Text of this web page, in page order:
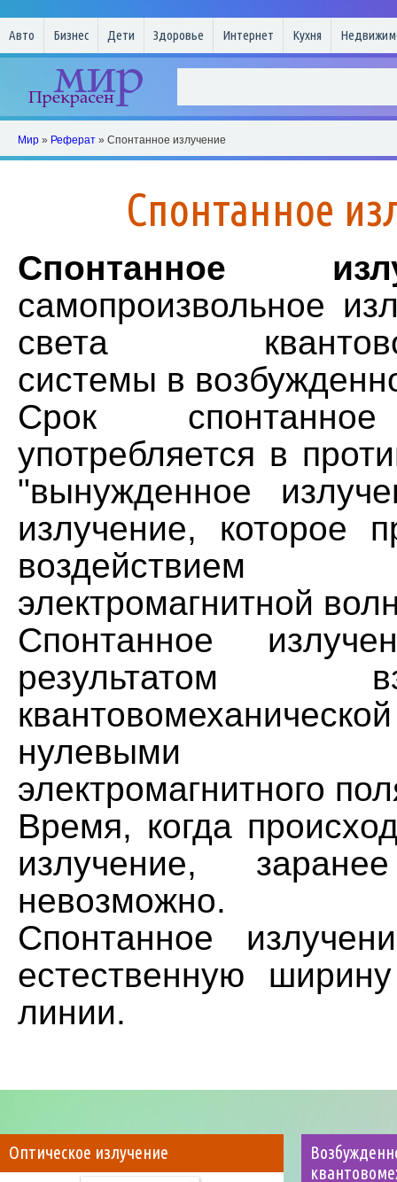
Авто Бизнес Дети Здоровье Интернет Кухня
Мир » Реферат » Спонтанное излучение
Спонтанное
Спонтанное
самопроизвольное
света
системы в
Срок
употребляется в
"вынужденное
излучение, которое
электромагнитной
Спонтанное
результатом
нулевыми
электромагнитного
Время, когда
излучение,
невозможно.
Спонтанное
естественную
линии.
Оптическое излучение